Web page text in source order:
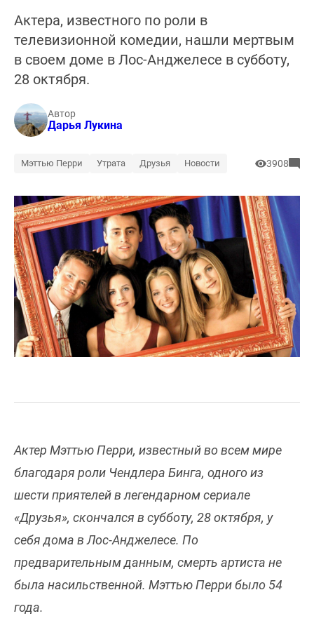
Актера, известного по роли в
телевизионной комедии, нашли мертвым
в своем доме в Лос-Анджелесе в субботу,
28 октября.
Автор
Дарья Лукина
Мэттью Перри Утрата Друзья Новости 3908
Актер Мэттью Перри, известный во всем мире
благодаря роли Чендлера Бинга, одного из
шести приятелей в легендарном сериале
«Друзья», скончался в субботу, 28 октября, у
себя дома в Лос-Анджелесе. По
предварительным данным, смерть артиста не
была насильственной. Мэттью Перри было 54
года.